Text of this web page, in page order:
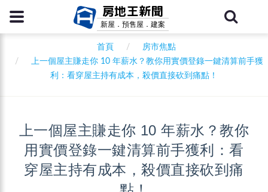
房地王新聞
新屋．預售屋．建案
首頁
房市焦點
上一個屋主賺走你 10 年薪水？教你用實價登錄一鍵清算前手獲
利：看穿屋主持有成本，殺價直接砍到痛點！
上一個屋主賺走你 10 年薪水？教你
用實價登錄一鍵清算前手獲利：看
穿屋主持有成本，殺價直接砍到痛